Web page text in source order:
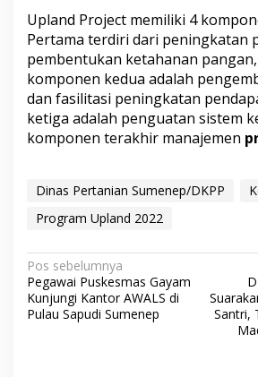
Upland Project memiliki 4
Pertama terdiri dari peningkatan
pembentukan ketahanan
komponen kedua adalah
dan fasilitasi peningkatan
ketiga adalah penguatan sistem
komponen terakhir manajemen
Dinas Pertanian Sumenep/DKPP
Program Upland 2022
N
a
v
Pos sebelumnya
Pegawai Puskesmas Gayam
Kunjungi Kantor AWALS di
Pulau Sapudi Sumenep
Santri,